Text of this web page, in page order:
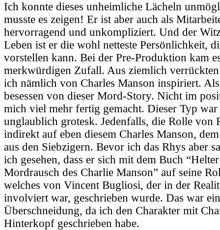
Ich konnte dieses unheimliche Lächeln
musste es zeigen! Er ist aber auch als
hervorragend und unkompliziert. Und der
Leben ist er die wohl netteste Persönlichkeit,
vorstellen kann. Bei der Pre-Produktion kam
merkwürdigen Zufall. Aus ziemlich
ich nämlich von Charles Manson inspiriert.
besessen von dieser Mord-Story. Nicht im
mich viel mehr fertig gemacht. Dieser Typ war
unglaublich grotesk. Jedenfalls, die Rolle von
indirekt auf eben diesem Charles Manson,
aus den Siebzigern. Bevor ich das Rhys aber
ich gesehen, dass er sich mit dem Buch
Mordrausch des Charlie Manson” auf seine
welches von Vincent Bugliosi, der in der
involviert war, geschrieben wurde. Das war
Überschneidung, da ich den Charakter mit
Hinterkopf geschrieben habe.